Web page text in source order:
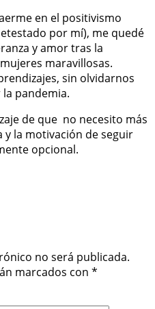
en el positivismo
por mí), me quedé
y amor tras la
maravillosas.
sin olvidarnos
pandemia.
de que no necesito más
y la motivación de seguir
opcional.
no será publicada.
marcados con *